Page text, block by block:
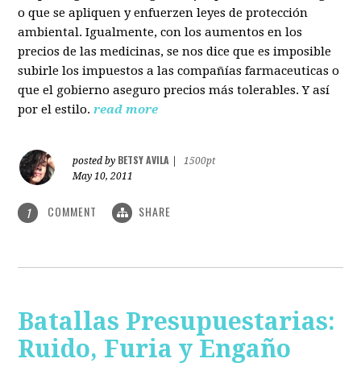
o que se apliquen y enfuerzen leyes de protección
ambiental. Igualmente, con los aumentos en los
precios de las medicinas, se nos dice que es imposible
subirle los impuestos a las compañías farmaceuticas o
que el gobierno aseguro precios más tolerables. Y así
por el estilo. read more
posted by BETSY AVILA
1500pt
May 10, 2011
1 COMMENT SHARE
Batallas Presupuestarias:
Ruido, Furia y Engaño